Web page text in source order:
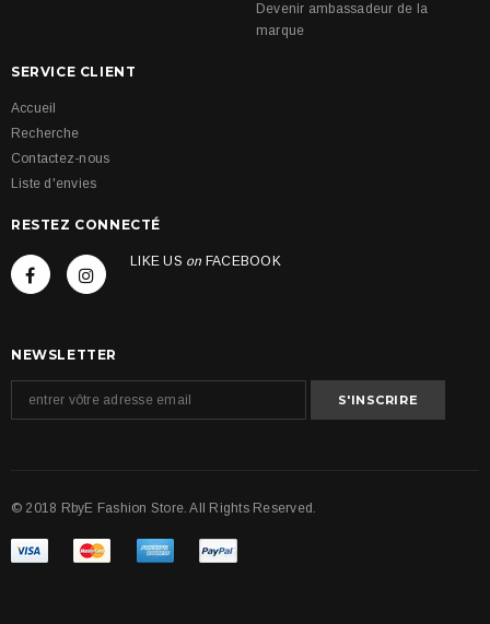
Devenir ambassadeur de la
marque
SERVICE CLIENT
Accueil
Recherche
Contactez-nous
Liste d'envies
RESTEZ CONNECTÉ
LIKE US on FACEBOOK
NEWSLETTER
© 2018 RbyE Fashion Store. All Rights Reserved.